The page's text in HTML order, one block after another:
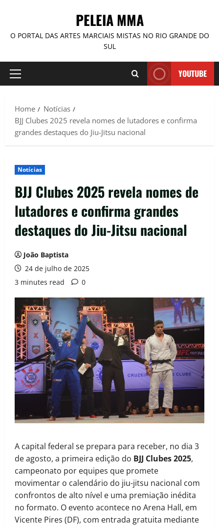
PELEIA MMA
O PORTAL DAS ARTES MARCIAIS MISTAS NO RIO GRANDE DO
SUL
YOUTUBE
Home
Notícias
BJJ Clubes 2025 revela nomes de lutadores e confirma
grandes destaques do Jiu-Jitsu nacional
Notícias
BJJ Clubes 2025 revela nomes de
lutadores e confirma grandes
destaques do Jiu-Jitsu nacional
João Baptista
24 de julho de 2025
3 minutes read
0
A capital federal se prepara para receber, no dia 3
de agosto, a primeira edição do BJJ Clubes 2025,
campeonato por equipes que promete
movimentar o calendário do jiu-jitsu nacional com
confrontos de alto nível e uma premiação inédita
no formato. O evento acontece no Arena Hall, em
Vicente Pires (DF), com entrada gratuita mediante